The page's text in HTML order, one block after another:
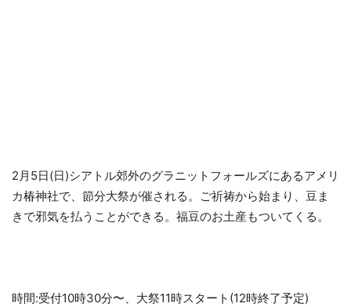
2月5日(日)シアトル郊外のグラニットフォールズにあるアメリ
カ椿神社で、節分大祭が催される。ご祈祷から始まり、豆ま
きで邪気を払うことができる。福豆のお土産もついてくる。
時間:受付10時30分〜、大祭11時スタート(12時終了予定)